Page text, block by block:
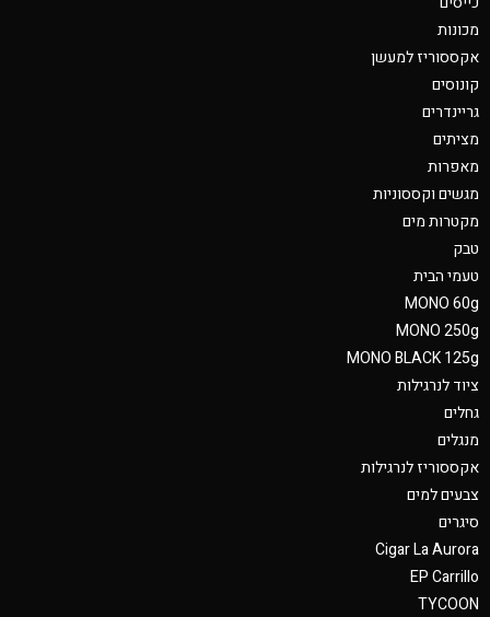
מכונות
אקססוריז למעשן
קונוסים
גריינדרים
מציתים
מאפרות
מגשים וקססוניות
מקטרות מים
טבק
טעמי הבית
MONO 60g
MONO 250g
MONO BLACK 125g
ציוד לנרגילות
גחלים
מנגלים
אקססוריז לנרגילות
צבעים למים
סיגרים
Cigar La Aurora
EP Carrillo
TYCOON